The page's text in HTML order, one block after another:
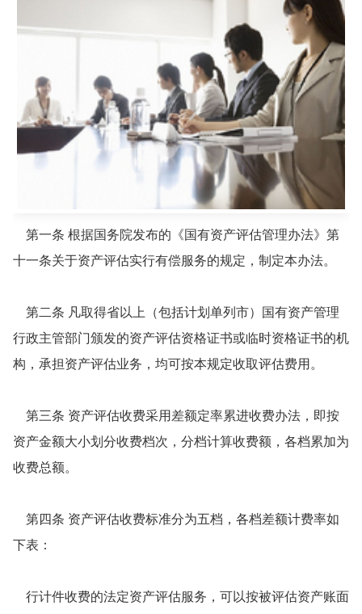
第一条 根据国务院发布的《国有资产评估管理办法》第
十一条关于资产评估实行有偿服务的规定，制定本办法。
第二条 凡取得省以上（包括计划单列市）国有资产管理
行政主管部门颁发的资产评估资格证书或临时资格证书的机
构，承担资产评估业务，均可按本规定收取评估费用。
第三条 资产评估收费采用差额定率累进收费办法，即按
资产金额大小划分收费档次，分档计算收费额，各档累加为
收费总额。
第四条 资产评估收费标准分为五档，各档差额计费率如
下表：
行计件收费的法定资产评估服务，可以按被评估资产账面